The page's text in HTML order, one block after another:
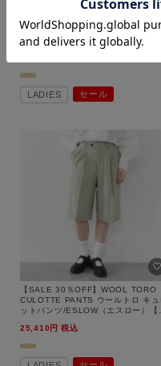
商品タイプ
通常商品
セール価格
在庫あり
WOMENS ヌプシベスト（レディー
ス）/NDW92557/THE NORTH
FACE（ザ・ノース・フェイス）【返
LADIES セール
【SALE 30％OFF】WOOL TORO
CULOTTE PANTS ウールトロ キュ
ットパンツ/ESLOW（エスロー）【
25,410
税込